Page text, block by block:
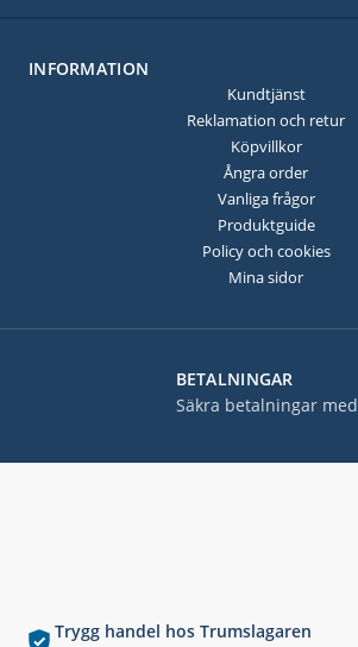
Trygg handel hos Trumslagaren
BETALNINGAR
Säkra betalningar med
INFORMATION
Kundtjänst
Reklamation och retur
Köpvillkor
Ångra order
Vanliga frågor
Produktguide
Policy och cookies
Mina sidor